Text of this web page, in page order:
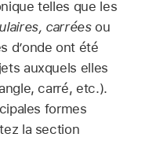
telles que les
carréesou
d’onde ont été
auxquels elles
carré, etc.).
formes
la section